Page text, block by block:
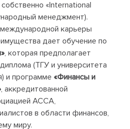
«International
менеджмент).
карьеры
дает обучение по
, которая предполагает
(ТГУ и университета
и программе«Финансы и
, аккредитованной
ACCA,
в области финансов,
миру.